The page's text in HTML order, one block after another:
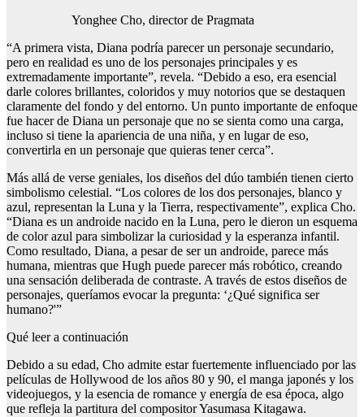
Yonghee Cho, director de Pragmata
“A primera vista, Diana podría parecer un personaje secundario,
pero en realidad es uno de los personajes principales y es
extremadamente importante”, revela. “Debido a eso, era esencial
darle colores brillantes, coloridos y muy notorios que se destaquen
claramente del fondo y del entorno. Un punto importante de enfoque
fue hacer de Diana un personaje que no se sienta como una carga,
incluso si tiene la apariencia de una niña, y en lugar de eso,
convertirla en un personaje que quieras tener cerca”.
Más allá de verse geniales, los diseños del dúo también tienen cierto
simbolismo celestial. “Los colores de los dos personajes, blanco y
azul, representan la Luna y la Tierra, respectivamente”, explica Cho.
“Diana es un androide nacido en la Luna, pero le dieron un esquema
de color azul para simbolizar la curiosidad y la esperanza infantil.
Como resultado, Diana, a pesar de ser un androide, parece más
humana, mientras que Hugh puede parecer más robótico, creando
una sensación deliberada de contraste. A través de estos diseños de
personajes, queríamos evocar la pregunta: ‘¿Qué significa ser
humano?'”
Qué leer a continuación
Debido a su edad, Cho admite estar fuertemente influenciado por las
películas de Hollywood de los años 80 y 90, el manga japonés y los
videojuegos, y la esencia de romance y energía de esa época, algo
que refleja la partitura del compositor Yasumasa Kitagawa.